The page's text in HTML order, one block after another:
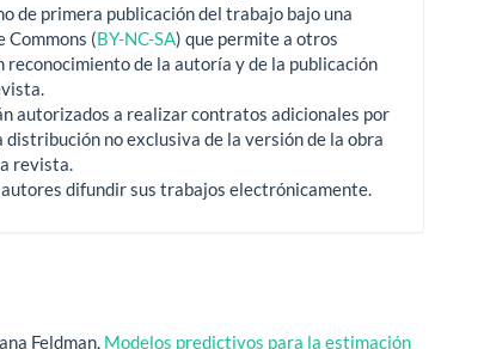
de primera publicación del trabajo bajo una
Commons (BY-NC-SA) que permite a otros
reconocimiento de la autoría y de la publicación
autorizados a realizar contratos adicionales por
distribución no exclusiva de la versión de la obra
revista.
difundir sus trabajos electrónicamente.
Feldman, Modelos predictivos para la estimación